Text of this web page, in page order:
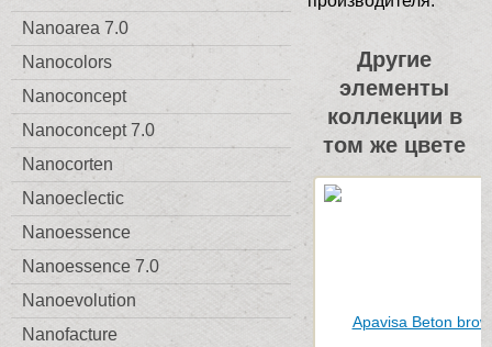
Nanoarea 7.0
Nanocolors
Nanoconcept
Nanoconcept 7.0
Nanocorten
Nanoeclectic
Nanoessence
Nanoessence 7.0
Nanoevolution
Nanofacture
Другие
элементы
коллекции в
том же цвете